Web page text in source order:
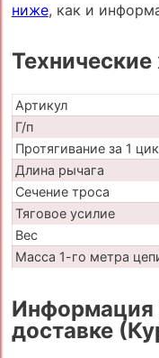
ниже, как и
Технические
Артикул
Г/п
Протягивание за 1
Длина рычага
Сечение троса
Тяговое усилие
Вес
Масса 1-го метра
Информация
доставке